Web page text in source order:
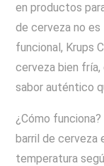
en productos
de cerveza no
funcional, Krups
cerveza bien
sabor auténtico
¿Cómo
barril de cerveza
temperatura